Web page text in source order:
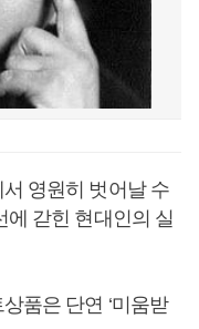
영원히 벗어날 수
에 갇힌 현대인의 실
품은 단연 ‘미움받